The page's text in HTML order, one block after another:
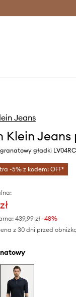
Jeans
Klein Jeans
gładki
-5% z kodem: OFF*
439,99 zł-48%
z 30 dni przed